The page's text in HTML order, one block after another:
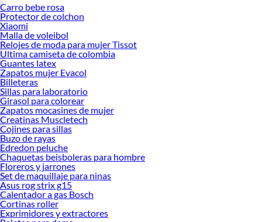
Carro bebe rosa
Protector de colchon
Xiaomi
Malla de voleibol
Relojes de moda para mujer Tissot
Ultima camiseta de colombia
Guantes latex
Zapatos mujer Evacol
Billeteras
Sillas para laboratorio
Girasol para colorear
Zapatos mocasines de mujer
Creatinas Muscletech
Cojines para sillas
Buzo de rayas
Edredon peluche
Chaquetas beisboleras para hombre
Floreros y jarrones
Set de maquillaje para ninas
Asus rog strix g15
Calentador a gas Bosch
Cortinas roller
Exprimidores y extractores